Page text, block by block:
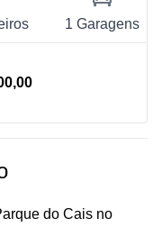
1 Garagens
do Cais no